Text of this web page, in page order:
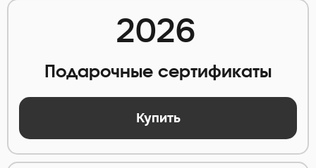
2026
Подарочные сертификаты
Купить